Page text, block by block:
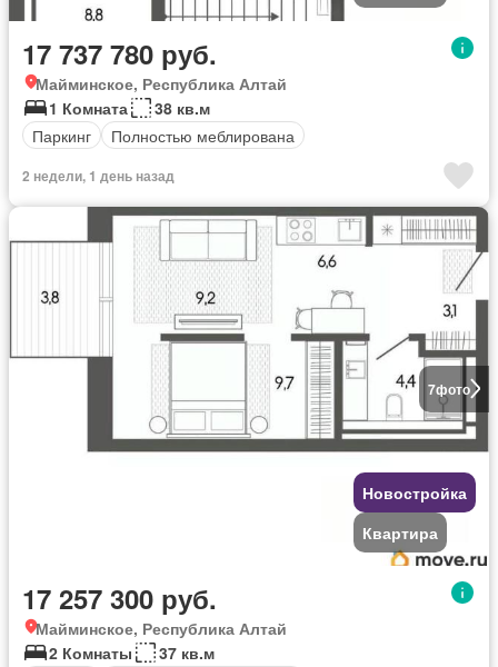
17 737 780 руб.
Майминское, Республика Алтай
1 Комната
38 кв.м
Паркинг
Полностью меблирована
2 недели, 1 день назад
7фото
Новостройка
Квартира
17 257 300 руб.
Майминское, Республика Алтай
2 Комнаты
37 кв.м